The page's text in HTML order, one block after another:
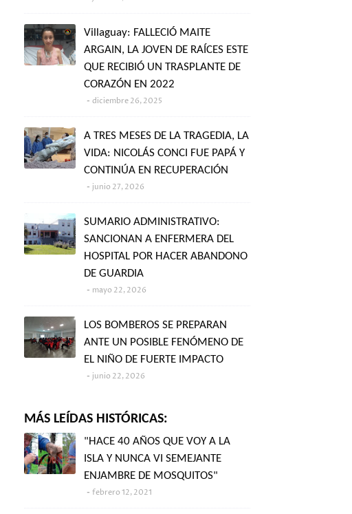
Villaguay: FALLECIÓ MAITE
ARGAIN, LA JOVEN DE RAÍCES ESTE
QUE RECIBIÓ UN TRASPLANTE DE
CORAZÓN EN 2022
diciembre 26, 2025
A TRES MESES DE LA TRAGEDIA, LA
VIDA: NICOLÁS CONCI FUE PAPÁ Y
CONTINÚA EN RECUPERACIÓN
junio 27, 2026
SUMARIO ADMINISTRATIVO:
SANCIONAN A ENFERMERA DEL
HOSPITAL POR HACER ABANDONO
DE GUARDIA
mayo 22, 2026
LOS BOMBEROS SE PREPARAN
ANTE UN POSIBLE FENÓMENO DE
EL NIÑO DE FUERTE IMPACTO
junio 22, 2026
MÁS LEÍDAS HISTÓRICAS:
"HACE 40 AÑOS QUE VOY A LA
ISLA Y NUNCA VI SEMEJANTE
ENJAMBRE DE MOSQUITOS"
febrero 12, 2021